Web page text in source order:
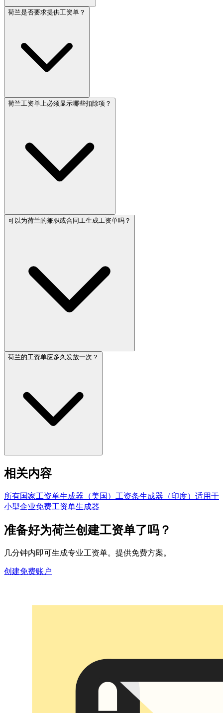
荷兰是否要求提供工资单？
荷兰工资单上必须显示哪些扣除项？
可以为荷兰的兼职或合同工生成工资单吗？
荷兰的工资单应多久发放一次？
相关内容
所有国家工资单生成器（美国） 工资条生成器（印度） 适用于
小型企业免费工资单生成器
准备好为荷兰创建工资单了吗？
几分钟内即可生成专业工资单。提供免费方案。
创建免费账户